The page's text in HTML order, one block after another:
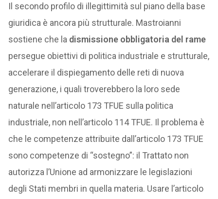
Il secondo profilo di illegittimità sul piano della base
giuridica è ancora più strutturale. Mastroianni
sostiene che la dismissione obbligatoria del rame
persegue obiettivi di politica industriale e strutturale,
accelerare il dispiegamento delle reti di nuova
generazione, i quali troverebbero la loro sede
naturale nell’articolo 173 TFUE sulla politica
industriale, non nell’articolo 114 TFUE. Il problema è
che le competenze attribuite dall’articolo 173 TFUE
sono competenze di “sostegno”: il Trattato non
autorizza l’Unione ad armonizzare le legislazioni
degli Stati membri in quella materia. Usare l’articolo